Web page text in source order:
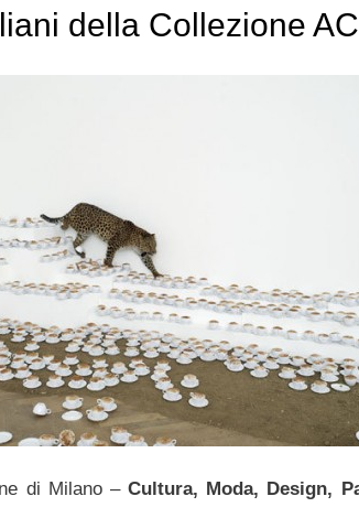
della Collezione
di Milano –Cultura, Moda, Design,